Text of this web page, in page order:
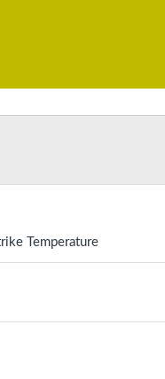
Temperature